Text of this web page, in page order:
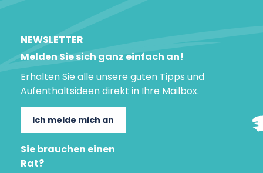
NEWSLETTER
Melden Sie sich ganz einfach an!
Erhalten Sie alle unsere guten Tipps und
Aufenthaltsideen direkt in Ihre Mailbox.
Ich melde mich an
Sie brauchen einen
Rat?